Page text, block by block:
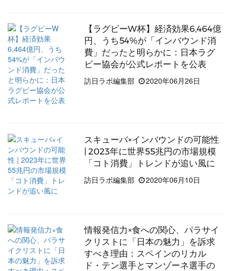
【ラグビーW杯】経済効果6,464億
円、うち54%が「インバウンド消
費」だったと明らかに：日本ラグ
ビー協会が公式レポートを公表
訪日ラボ編集部
2020年06月26日
スキューバ×インバウンドの可能性
| 2023年に世界55兆円の市場規模
「コト消費」トレンドが追い風に
訪日ラボ編集部
2020年06月10日
情報発信力×食への関心、パラサイ
クリストに「日本の魅力」を訴求
すべき理由：スペインのリカル
ド・テン選手とマンゾーネ選手の